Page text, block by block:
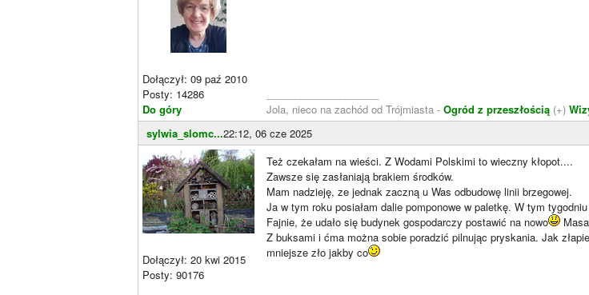
Dołączył: 09 paź 2010
Posty: 14286
Do góry
Jola, nieco na zachód od Trójmiasta - Ogród z przeszłością (+)
sylwia_slomc...22:12, 06 cze 2025
Dołączył: 20 kwi 2015
Posty: 90176
Też czekałam na wieści. Z Wodami Polskimi to wieczny kłopot....
Zawsze się zasłaniają brakiem środków.
Mam nadzieję, ze jednak zaczną u Was odbudowę linii brzegowej.
Ja w tym roku posiałam dalie pomponowe w paletkę. W tym
Fajnie, że udało się budynek gospodarczy postawić na nowo
Z buksami i ćma można sobie poradzić pilnując pryskania. Jak
mniejsze zło jakby co